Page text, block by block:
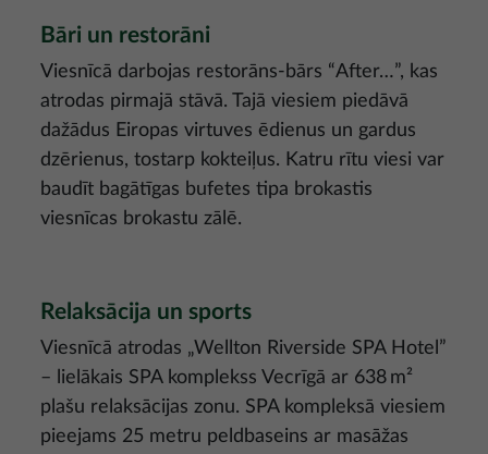
Bāri un restorāni
Viesnīcā darbojas restorāns-bārs “After…”, kas
atrodas pirmajā stāvā. Tajā viesiem piedāvā
dažādus Eiropas virtuves ēdienus un gardus
dzērienus, tostarp kokteiļus. Katru rītu viesi var
baudīt bagātīgas bufetes tipa brokastis
viesnīcas brokastu zālē.
Relaksācija un sports
Viesnīcā atrodas „Wellton Riverside SPA Hotel”
– lielākais SPA komplekss Vecrīgā ar 638 m²
plašu relaksācijas zonu. SPA kompleksā viesiem
pieejams 25 metru peldbaseins ar masāžas